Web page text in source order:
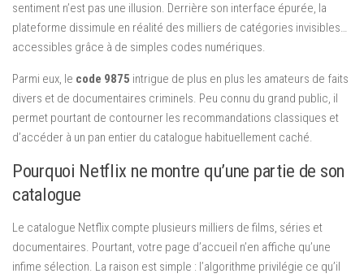
sentiment n’est pas une illusion. Derrière son interface épurée, la
plateforme dissimule en réalité des milliers de catégories invisibles…
accessibles grâce à de simples codes numériques.
Parmi eux, le code 9875 intrigue de plus en plus les amateurs de faits
divers et de documentaires criminels. Peu connu du grand public, il
permet pourtant de contourner les recommandations classiques et
d’accéder à un pan entier du catalogue habituellement caché.
Pourquoi Netflix ne montre qu’une partie de son
catalogue
Le catalogue Netflix compte plusieurs milliers de films, séries et
documentaires. Pourtant, votre page d’accueil n’en affiche qu’une
infime sélection. La raison est simple : l’algorithme privilégie ce qu’il